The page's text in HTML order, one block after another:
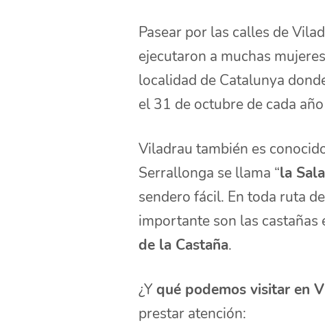
Pasear por las calles de
ejecutaron a muchas
localidad de Catalunya
el 31 de octubre de cada
Viladrau también es
Serrallonga se llama “la Sala
sendero fácil. En toda ruta
importante son las
de la Castaña.
¿Y qué podemos visitar en
prestar atención: